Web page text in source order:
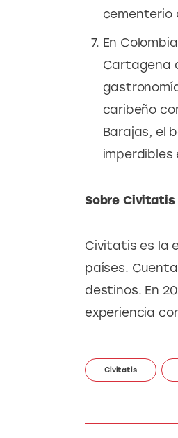
cementerio
En
Cartagena
caribeño
Barajas, el
imperdibles
Sobre Civitatis
Civitatis es la
países.
destinos. En
experiencia
Civitatis